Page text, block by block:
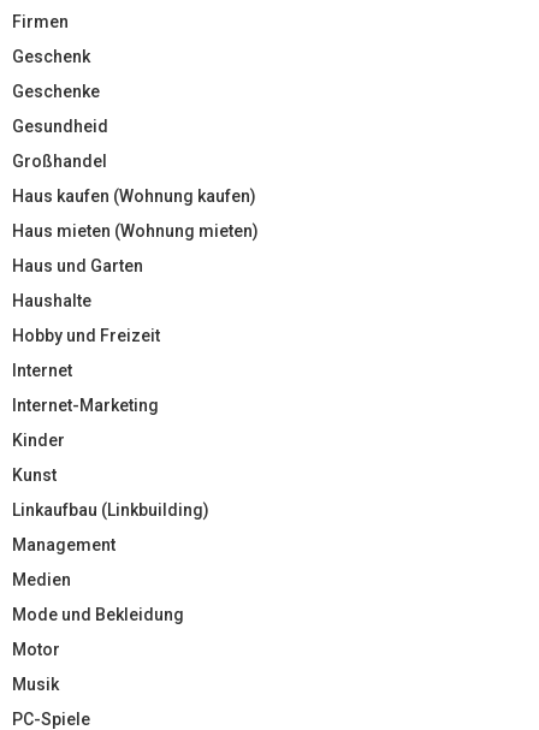
Firmen
Geschenk
Geschenke
Gesundheid
Großhandel
Haus kaufen (Wohnung kaufen)
Haus mieten (Wohnung mieten)
Haus und Garten
Haushalte
Hobby und Freizeit
Internet
Internet-Marketing
Kinder
Kunst
Linkaufbau (Linkbuilding)
Management
Medien
Mode und Bekleidung
Motor
Musik
PC-Spiele